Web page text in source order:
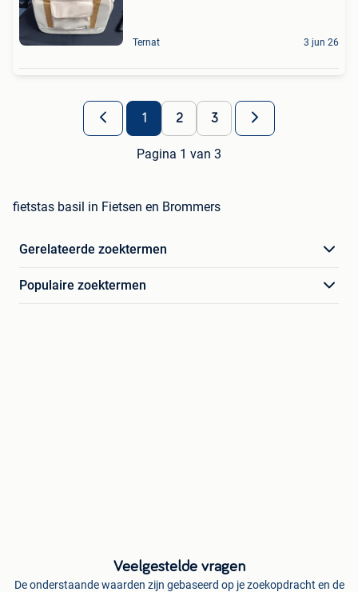
Ternat 3 jun 26
1 2 3
Pagina 1 van 3
fietstas basil in Fietsen en Brommers
Gerelateerde zoektermen
Populaire zoektermen
Veelgestelde vragen
De onderstaande waarden zijn gebaseerd op je zoekopdracht en de